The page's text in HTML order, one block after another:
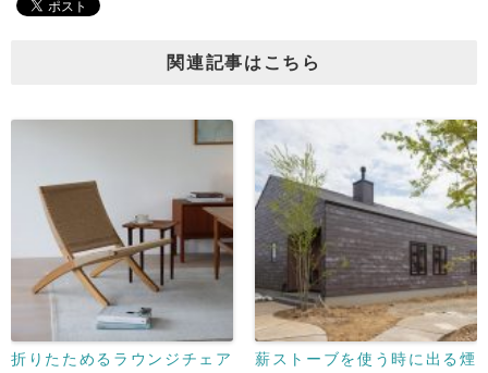
関連記事はこちら
折りたためるラウンジチェア
薪ストーブを使う時に出る煙